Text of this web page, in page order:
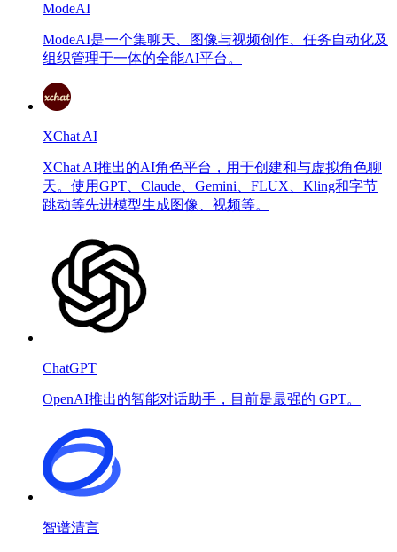
ModeAI
ModeAI是一个集聊天、图像与视频创作、任务自动化及
组织管理于一体的全能AI平台。
XChat AI
XChat AI推出的AI角色平台，用于创建和与虚拟角色聊
天。使用GPT、Claude、Gemini、FLUX、Kling和字节
跳动等先进模型生成图像、视频等。
ChatGPT
OpenAI推出的智能对话助手，目前是最强的 GPT。
智谱清言